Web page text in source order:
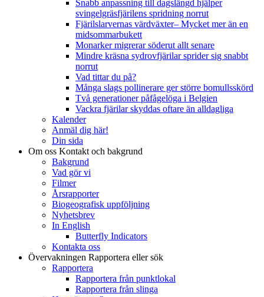
Snabb anpassning till dagslängd hjälper
svingelgräsfjärilens spridning norrut
Fjärilslarvernas värdväxter– Mycket mer än en
midsommarbukett
Monarker migrerar söderut allt senare
Mindre kräsna sydrovfjärilar sprider sig snabbt
norrut
Vad tittar du på?
Många slags pollinerare ger större bomullsskörd
Två generationer påfågelöga i Belgien
Vackra fjärilar skyddas oftare än alldagliga
Kalender
Anmäl dig här!
Din sida
Om oss Kontakt och bakgrund
Bakgrund
Vad gör vi
Filmer
Årsrapporter
Biogeografisk uppföljning
Nyhetsbrev
In English
Butterfly Indicators
Kontakta oss
Övervakningen Rapportera eller sök
Rapportera
Rapportera från punktlokal
Rapportera från slinga